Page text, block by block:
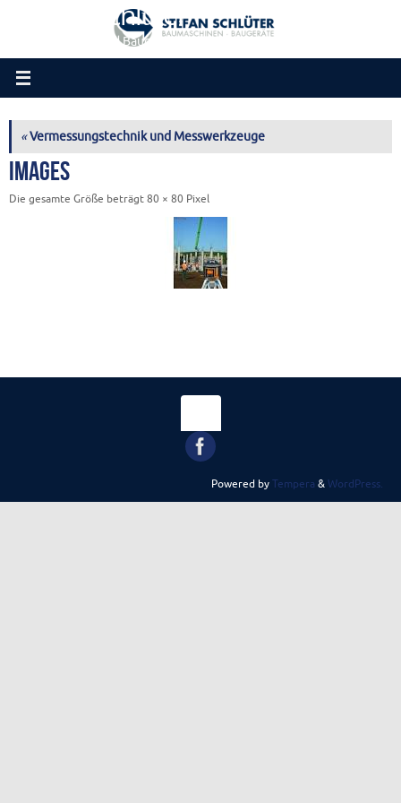
Stefan Schlüter
Baumaschinen und Baugeräte
«Vermessungstechnik und Messwerkzeuge
images
Die gesamte Größe beträgt80 × 80 Pixel
Powered byTempera &WordPress.